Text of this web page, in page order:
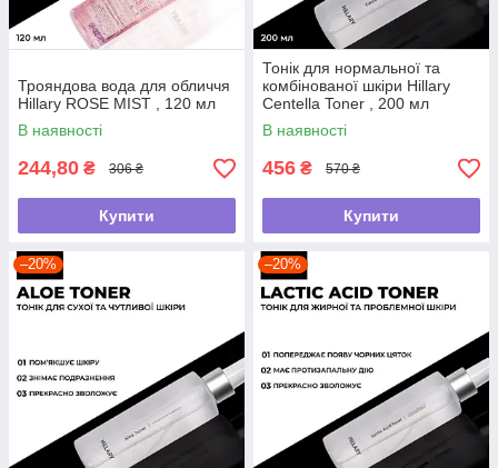
Трояндова вода для обличчя
Hillary ROSE MIST , 120 мл
В наявності
244,80 ₴ 306 ₴
Купити
Тонік для нормальної та
комбінованої шкіри Hillary
Centella Toner , 200 мл
В наявності
456 ₴ 570 ₴
Купити
–20% –20%